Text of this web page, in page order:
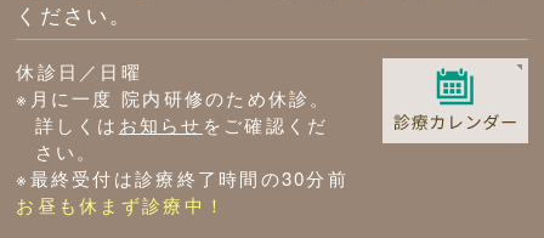
ください。
休診日／日曜
※月に一度 院内研修のため休診。
詳しくは お知らせ をご確認くだ
さい。
※最終受付は診療終了時間の30分前
お昼も休まず診療中！